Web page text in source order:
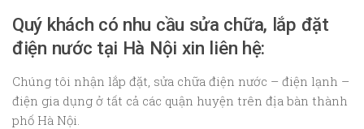
Quý khách có nhu cầu sửa chữa, lắp đặt
điện nước tại Hà Nội xin liên hệ:
Chúng tôi nhận lắp đặt, sửa chữa điện nước – điện lạnh –
điện gia dụng ở tất cả các quận huyện trên địa bàn thành
phố Hà Nội.